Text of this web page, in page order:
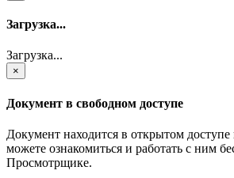
Загрузка...
Загрузка...
×
Документ в свободном доступе
Документ находится в открытом
можете ознакомиться и работать с ним
Просмотрщике.